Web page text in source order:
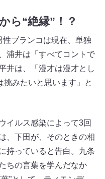
ら“絶縁”！？
ブランコは現在、単独
浦井は「すべてコントで
井は、「漫才は漫才とし
挑みたいと思います」と
イルス感染によって3回
、下田が、そのときの相
持っていると告白。九条
ちの言葉を学んだなか